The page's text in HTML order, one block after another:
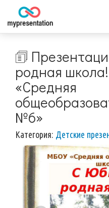
🗊
родная
«Средняя
№6»
Категория: Детские